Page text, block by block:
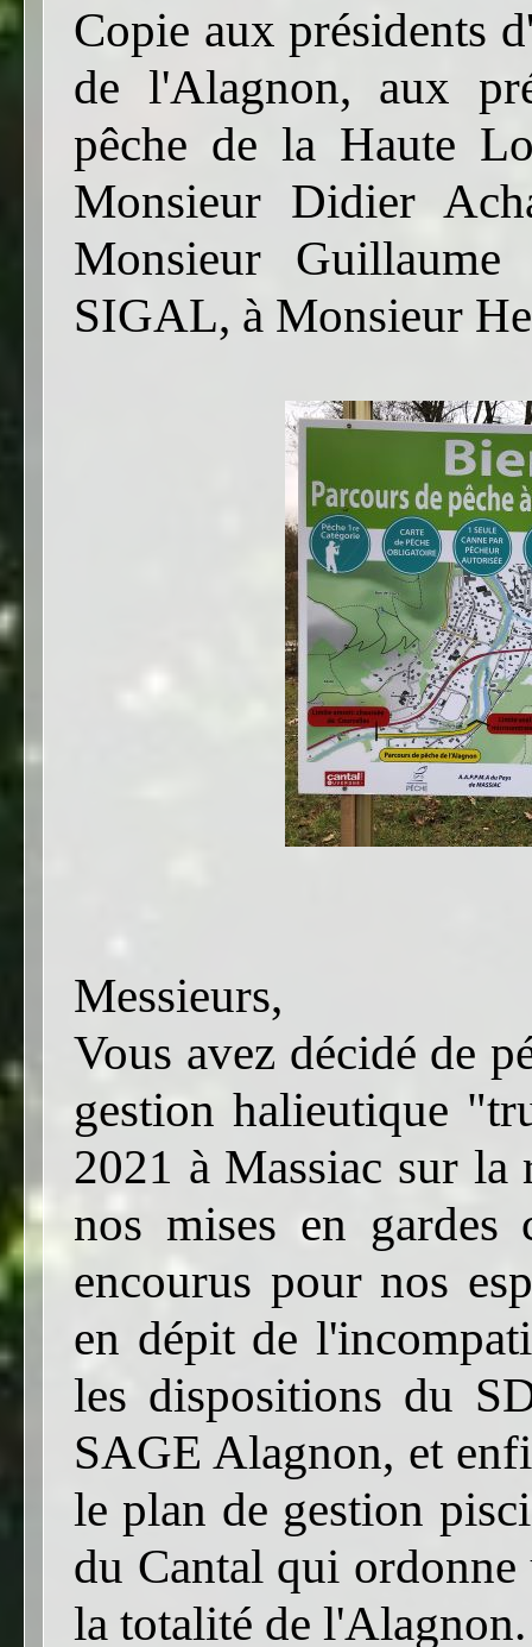
Copie aux présidents
de l'Alagnon, aux
pêche de la Haute
Monsieur Didier
Monsieur
SIGAL, à Monsieur
Messieurs,
Vous avez décidé de
gestion halieutique
2021 à Massiac sur
nos mises en gardes
encourus pour nos
en dépit de
les dispositions du
SAGE Alagnon, et
le plan de gestion
du Cantal qui
la totalité de l'Alagnon.